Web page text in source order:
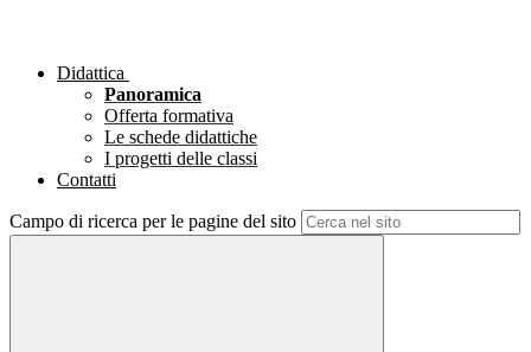
Didattica
Panoramica
Offerta formativa
Le schede didattiche
I progetti delle classi
Contatti
Campo di ricerca per le pagine del sito